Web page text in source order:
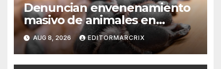
Denuncian envenenamiento
masivo de animales en
Querétaro
AUG 8, 2026 EDITORMARCRIX